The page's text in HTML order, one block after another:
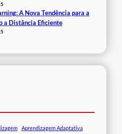
A Nova Tendência para a
a Distância Eficiente
Aprendizagem Adaptativa